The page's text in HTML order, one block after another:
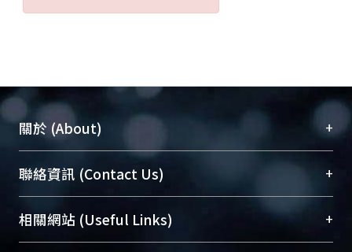
關於 (About) +
臺大位居世界頂尖大學之列，為永久珍藏及向國際
展現本校豐碩的研究成果及學術能量，圖書館整合
機構典藏（NTUR）與學術庫（AH）不同功能平
台，成為臺大學術典藏NTU scholars。期能整合研
聯絡資訊 (Contact Us) +
總館學科館員(Main Library)
醫學圖書館學科館員(Medical Library)
相關網站 (Useful Links) +